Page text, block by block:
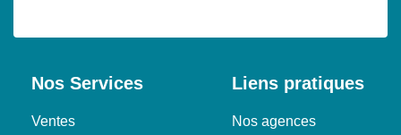
Nos Services
Ventes
Liens pratiques
Nos agences